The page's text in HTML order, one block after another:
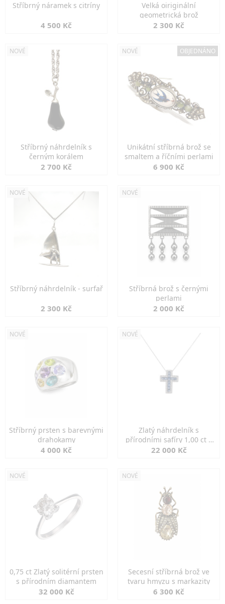
Stříbrný náramek s citríny
4 500 Kč
Velká oiriginální
geometrická brož
2 300 Kč
NOVÉ
Stříbrný náhrdelník s
černým korálem
2 700 Kč
NOVÉ OBJEDNÁNO
Unikátní stříbrná brož se
smaltem a říčními perlami
6 900 Kč
NOVÉ
Stříbrný náhrdelník - surfař
2 300 Kč
NOVÉ
Stříbrná brož s černými
perlami
2 000 Kč
NOVÉ
Stříbrný prsten s barevnými
drahokamy
4 000 Kč
NOVÉ
Zlatý náhrdelník s
přírodními safíry 1,00 ct a
diamanty
22 000 Kč
NOVÉ
0,75 ct Zlatý solitérní prsten
s přírodním diamantem
32 000 Kč
NOVÉ
Secesní stříbrná brož ve
tvaru hmyzu s markazity
6 300 Kč